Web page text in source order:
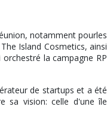
notamment pourles
Island Cosmetics, ainsi
la campagne RP
de startups et a été
sa vision: celle d'une île